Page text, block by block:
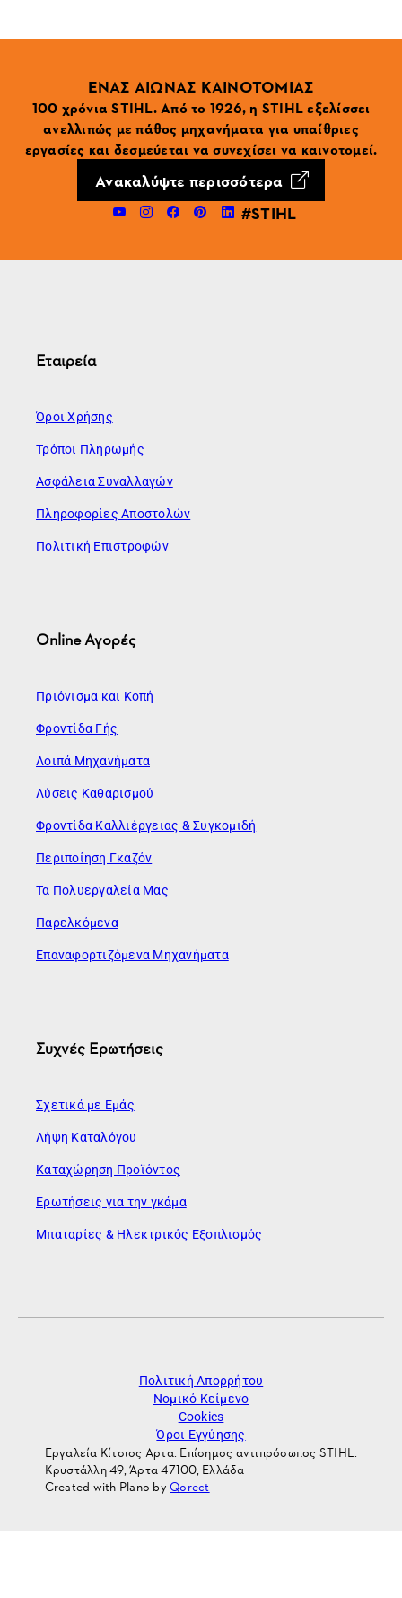
ΕΝΑΣ ΑΙΩΝΑΣ ΚΑΙΝΟΤΟΜΙΑΣ
100 χρόνια STIHL. Από το 1926, η STIHL εξελίσσει
ανελλιπώς με πάθος μηχανήματα για υπαίθριες
εργασίες και δεσμεύεται να συνεχίσει να καινοτομεί.
Ανακαλύψτε περισσότερα
#STIHL
Εταιρεία
Όροι Χρήσης
Τρόποι Πληρωμής
Ασφάλεια Συναλλαγών
Πληροφορίες Αποστολών
Πολιτική Επιστροφών
Online Αγορές
Πριόνισμα και Κοπή
Φροντίδα Γής
Λοιπά Μηχανήματα
Λύσεις Καθαρισμού
Φροντίδα Καλλιέργειας & Συγκομιδή
Περιποίηση Γκαζόν
Τα Πολυεργαλεία Μας
Παρελκόμενα
Επαναφορτιζόμενα Μηχανήματα
Συχνές Ερωτήσεις
Σχετικά με Εμάς
Λήψη Καταλόγου
Καταχώρηση Προϊόντος
Ερωτήσεις για την γκάμα
Μπαταρίες & Ηλεκτρικός Εξοπλισμός
Πολιτική Απορρήτου
Νομικό Κείμενο
Cookies
Όροι Εγγύησης
Εργαλεία Κίτσιος Αρτα. Επίσημος αντιπρόσωπος STIHL.
Κρυστάλλη 49, Άρτα 47100, Ελλάδα
Created with Plano byQorect